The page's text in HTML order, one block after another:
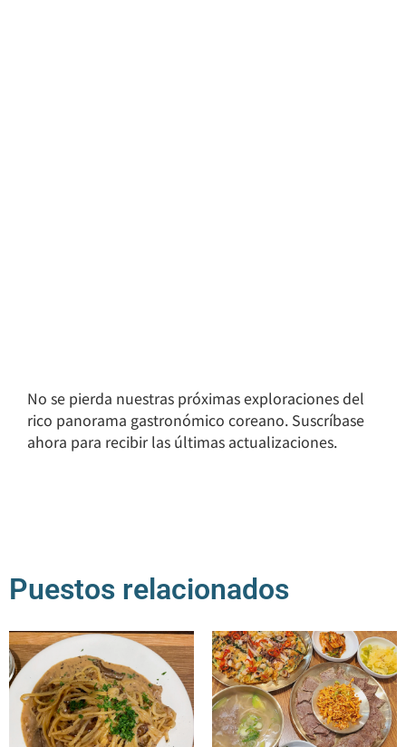
No se pierda nuestras próximas exploraciones del
rico panorama gastronómico coreano. Suscríbase
ahora para recibir las últimas actualizaciones.
Puestos relacionados